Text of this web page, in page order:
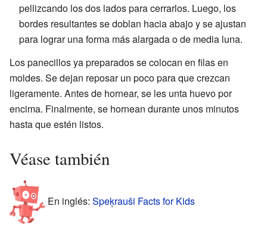
pellizcando los dos lados para cerrarlos. Luego, los
bordes resultantes se doblan hacia abajo y se ajustan
para lograr una forma más alargada o de media luna.
Los panecillos ya preparados se colocan en filas en
moldes. Se dejan reposar un poco para que crezcan
ligeramente. Antes de hornear, se les unta huevo por
encima. Finalmente, se hornean durante unos minutos
hasta que estén listos.
Véase también
En inglés: Speķrauši Facts for Kids